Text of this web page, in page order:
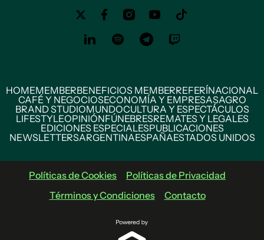
HOMEMEMBERBENEFICIOS MEMBERREFERÍNACIONAL
CAFÉ Y NEGOCIOSECONOMÍA Y EMPRESASAGRO
BRAND STUDIOMUNDOCULTURA Y ESPECTÁCULOS
LIFESTYLEOPINIÓNFÚNEBRESREMATES Y LEGALES
EDICIONES ESPECIALESPUBLICACIONES
NEWSLETTERSARGENTINAESPAÑAESTADOS UNIDOS
Políticas de Cookies
Políticas de Privacidad
Términos y Condiciones
Contacto